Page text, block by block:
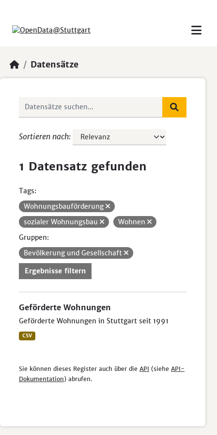
Datensätze
Sortieren nach
1 Datensatz gefunden
Tags:
Wohnungsbauförderung
sozialer Wohnungsbau
Wohnen
Gruppen:
Bevölkerung und Gesellschaft
Ergebnisse filtern
Geförderte Wohnungen
Geförderte Wohnungen in Stuttgart seit 1991
CSV
Sie können dieses Register auch über die API (siehe API-
Dokumentation) abrufen.